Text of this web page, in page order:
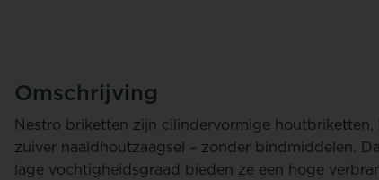
Omschrijving
Nestro briketten zijn cilindervormige
zuiver naaldhoutzaagsel – zonder bindmiddelen.
lage vochtigheidsgraad bieden ze een hoge